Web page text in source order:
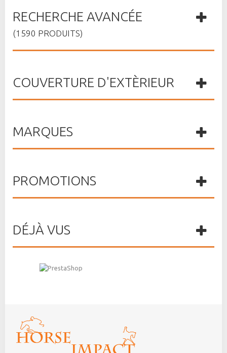
RECHERCHE AVANCÉE
(1590 PRODUITS)
COUVERTURE D'EXTÈRIEUR
MARQUES
PROMOTIONS
DÉJÀ VUS